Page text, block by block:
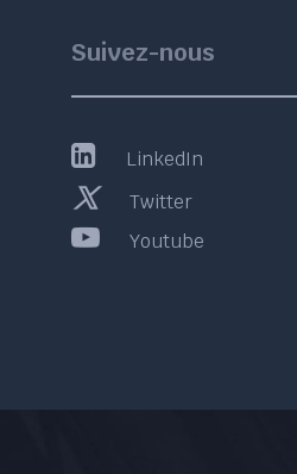
Suivez-nous
LinkedIn
Twitter
Youtube